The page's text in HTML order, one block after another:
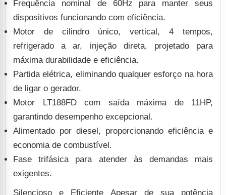
Frequência nominal de 60Hz para manter seus
dispositivos funcionando com eficiência.
Motor de cilindro único, vertical, 4 tempos,
refrigerado a ar, injeção direta, projetado para
máxima durabilidade e eficiência.
Partida elétrica, eliminando qualquer esforço na hora
de ligar o gerador.
Motor LT188FD com saída máxima de 11HP,
garantindo desempenho excepcional.
Alimentado por diesel, proporcionando eficiência e
economia de combustível.
Fase trifásica para atender às demandas mais
exigentes.
Silencioso e Eficiente Apesar de sua potência